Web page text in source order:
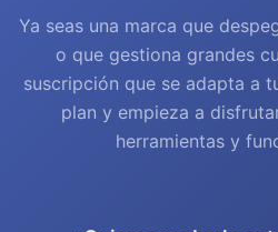
Ya seas una marca que
o que gestiona grandes
suscripción que se adapta a
plan y empieza a
herramientas y